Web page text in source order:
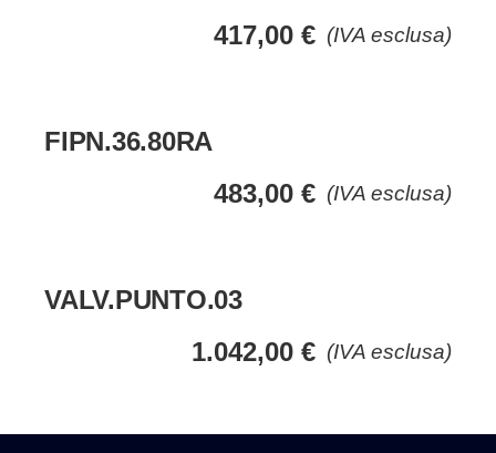
(IVA esclusa)
417,00 €
FIPN.36.80RA
(IVA esclusa)
483,00 €
VALV.PUNTO.03
(IVA esclusa)
1.042,00 €